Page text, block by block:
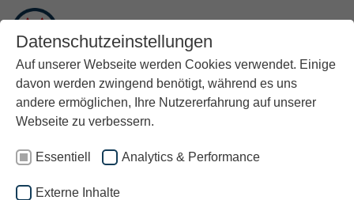
Datenschutzeinstellungen
Auf unserer Webseite werden Cookies verwendet. Einige
davon werden zwingend benötigt, während es uns
andere ermöglichen, Ihre Nutzererfahrung auf unserer
Webseite zu verbessern.
Essentiell Analytics & Performance
Externe Inhalte